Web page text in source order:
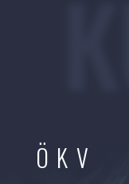
ÖKV